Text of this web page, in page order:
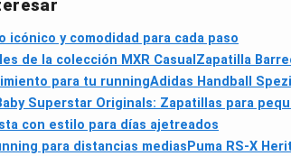
y comodidad para cada paso
de la colección MXR Casual Zapatilla
para tu runningAdidas Handball
Superstar Originals: Zapatillas para
con estilo para días ajetreados
para distancias medias Puma RS-X